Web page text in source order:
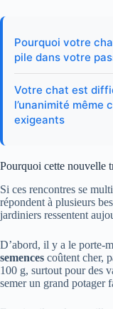
Pourquoi votre
pile dans votre
Votre chat est
l’unanimité même
exigeants
Pourquoi cette nouvelle
Si ces rencontres se
répondent à plusieurs
jardiniers ressentent
D’abord, il y a le
semences coûtent cher,
100 g, surtout pour des
semer un grand potager